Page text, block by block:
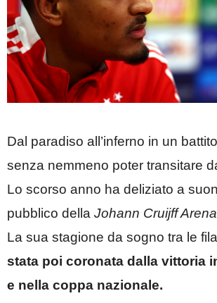
Dal paradiso all’inferno in un
senza nemmeno poter transitare
Lo scorso anno ha deliziato a
pubblico della Johann Cruijff Arena
La sua stagione da sogno tra le fila
stata poi coronata dalla vittoria
e nella coppa nazionale.